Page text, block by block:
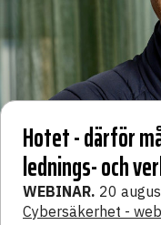
Hotet - därför
lednings- och
WEBINAR. 20
Cybersäkerhet -